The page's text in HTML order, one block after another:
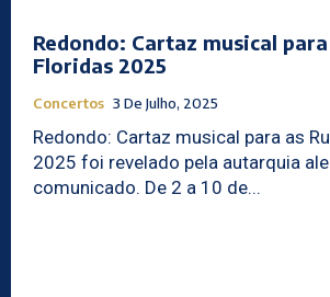
Redondo: Cartaz musical para
Floridas 2025
Concertos 3 De Julho, 2025
Redondo: Cartaz musical para as
2025 foi revelado pela autarquia
comunicado. De 2 a 10 de...